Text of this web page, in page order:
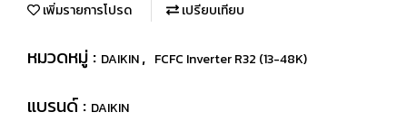
เพิ่มรายการโปรด เปรียบเทียบ
หมวดหมู่ : DAIKIN, FCFC Inverter R32 (13-48K)
แบรนด์ : DAIKIN